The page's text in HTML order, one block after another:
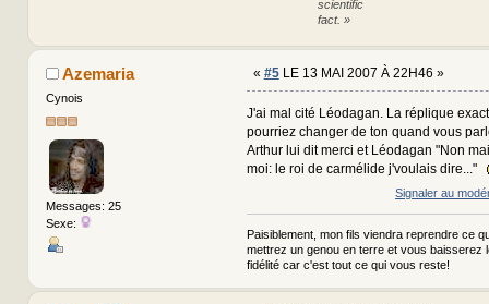
scientific
fact. »
Azemaria
Cynois
Messages: 25
Sexe:
« #5LE 13 MAI 2007 À 22H46 »
J'ai mal cité Léodagan. La réplique
pourriez changer de ton quand vous
Arthur lui dit merci et Léodagan "Non
moi: le roi de carmélide j'voulais dire..."
Signaler au
Paisiblement, mon fils viendra reprendre ce
mettrez un genou en terre et vous baisserez
fidélité car c'est tout ce qui vous reste!